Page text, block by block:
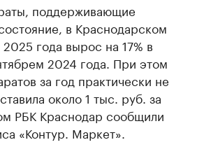
поддерживающие
в Краснодарском
года вырос на 17% в
2024 года. При этом
за год практически не
около 1 тыс. руб. за
РБК Краснодар сообщили
«Контур. Маркет».